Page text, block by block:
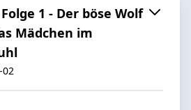
Folge 1 - Der böse Wolf
Mädchen im
02